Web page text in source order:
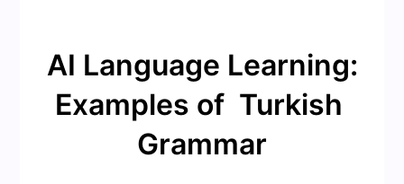
AI Language Learning:
Examples of Turkish
Grammar